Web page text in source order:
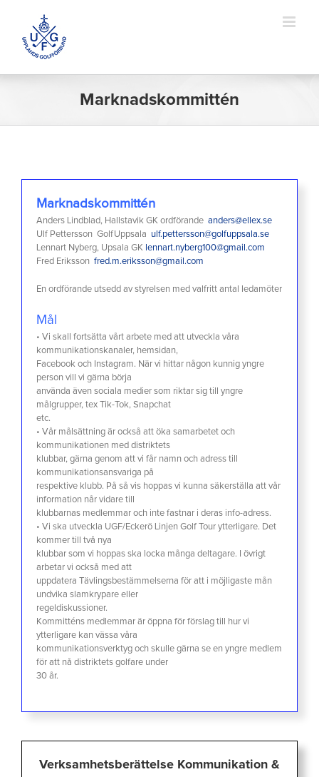
innehållet
Marknadskommittén
Marknadskommittén
Anders Lindblad, Hallstavik GK ordförande anders@ellex.se
Ulf Pettersson GolfUppsala ulf.pettersson@golfuppsala.se
Lennart Nyberg, Upsala GK lennart.nyberg100@gmail.com
Fred Eriksson fred.m.eriksson@gmail.com
En ordförande utsedd av styrelsen med valfritt antal ledamöter
Mål
• Vi skall fortsätta vårt arbete med att utveckla våra
kommunikationskanaler, hemsidan,
Facebook och Instagram. När vi hittar någon kunnig yngre
person vill vi gärna börja
använda även sociala medier som riktar sig till yngre
målgrupper, tex Tik-Tok, Snapchat
etc.
• Vår målsättning är också att öka samarbetet och
kommunikationen med distriktets
klubbar, gärna genom att vi får namn och adress till
kommunikationsansvariga på
respektive klubb. På så vis hoppas vi kunna säkerställa att vår
information når vidare till
klubbarnas medlemmar och inte fastnar i deras info-adress.
• Vi ska utveckla UGF/Eckerö Linjen Golf Tour ytterligare. Det
kommer till två nya
klubbar som vi hoppas ska locka många deltagare. I övrigt
arbetar vi också med att
uppdatera Tävlingsbestämmelserna för att i möjligaste mån
undvika slamkrypare eller
regeldiskussioner.
Kommitténs medlemmar är öppna för förslag till hur vi
ytterligare kan vässa våra
kommunikationsverktyg och skulle gärna se en yngre medlem
för att nå distriktets golfare under
30 år.
Verksamhetsberättelse Kommunikation &